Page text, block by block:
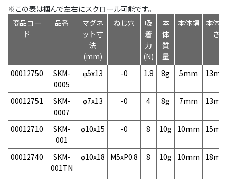
※この表は掴んで左右にスクロール可能です。
商品コー
ド
品番
マグネ
ット寸
法
(mm)
ねじ穴
吸
着
力
(N)
本
体
質
量
本体幅
本体高
さ
00012750
SKM-
0005
φ5x13 -0 1.8 8g 5mm 13mm
00012751
SKM-
0007
φ7x13 -0 4 8g 7mm 13mm
00012710
SKM-
001
φ10x15 -0 8 10g 10mm 15mm
00012740
SKM-
001TN
φ10x18 M5xP0.8 8 10g 10mm 18mm